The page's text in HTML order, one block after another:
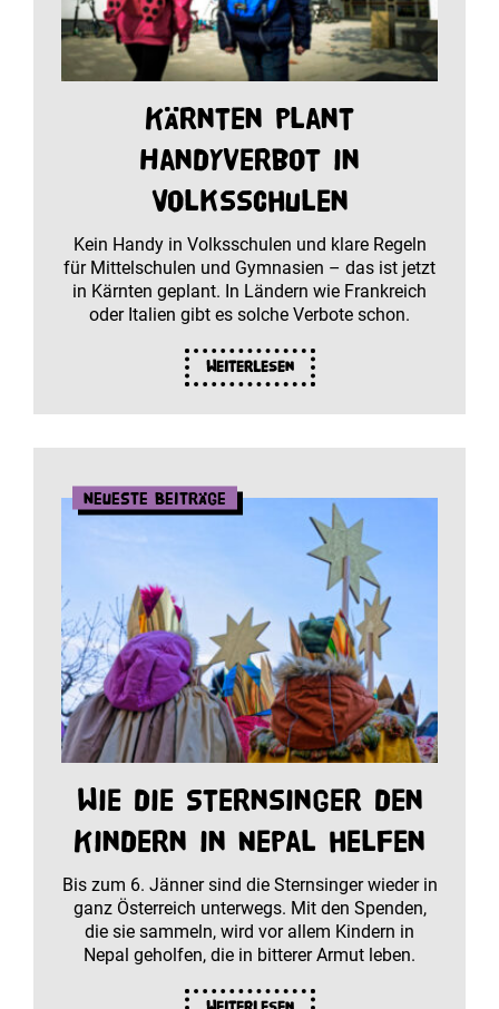
Kärnten plant
Handyverbot in
Volksschulen
Kein Handy in Volksschulen und klare Regeln
für Mittelschulen und Gymnasien – das ist jetzt
in Kärnten geplant. In Ländern wie Frankreich
oder Italien gibt es solche Verbote schon.
Weiterlesen
Neueste Beiträge
Wie die Sternsinger den
Kindern in Nepal helfen
Bis zum 6. Jänner sind die Sternsinger wieder in
ganz Österreich unterwegs. Mit den Spenden,
die sie sammeln, wird vor allem Kindern in
Nepal geholfen, die in bitterer Armut leben.